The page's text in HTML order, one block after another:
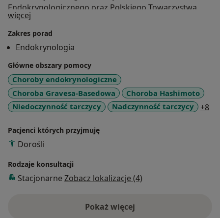
Endokrynologicznego oraz Polskiego Towarzystwa
Leczenia Otyłości. Swoją wiedzę nieustannie doskonalę
poprzez uczestnictwo w licznych konferencjach,
kursach i szkoleniach.
więcej
Zakres porad
Endokrynologia
Główne obszary pomocy
Choroby endokrynologiczne
Choroba Gravesa-Basedowa
Choroba Hashimoto
Niedoczynność tarczycy
Nadczynność tarczycy +8
Pacjenci których przyjmuję
Dorośli
Rodzaje konsultacji
Stacjonarne Zobacz lokalizacje (4)
Pokaż więcejo doświadczeniu